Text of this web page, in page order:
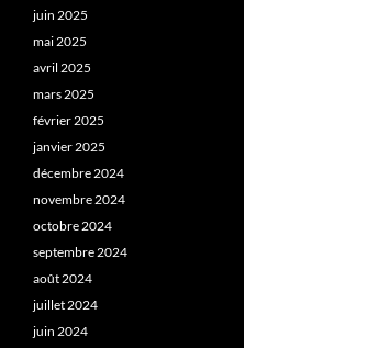
juin 2025
mai 2025
avril 2025
mars 2025
février 2025
janvier 2025
décembre 2024
novembre 2024
octobre 2024
septembre 2024
août 2024
juillet 2024
juin 2024